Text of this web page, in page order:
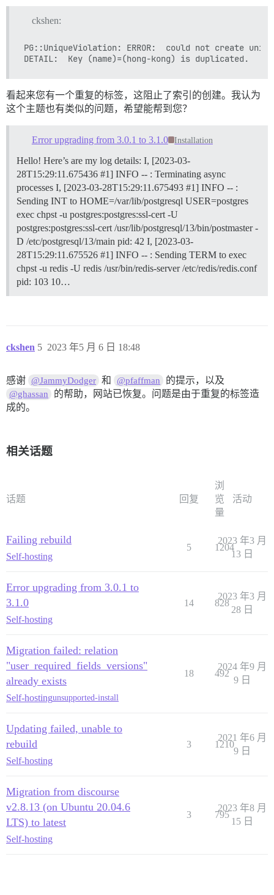
ckshen:
PG::UniqueViolation: ERROR:  could not create unique
看起来您有一个重复的标签，这阻止了索引的创建。我认为
这个主题也有类似的问题，希望能帮到您？
Error upgrading from 3.0.1 to 3.1.0 Installation
Hello! Here’s are my log details: I, [2023-03-
28T15:29:11.675436 #1] INFO -- : Terminating async
processes I, [2023-03-28T15:29:11.675493 #1] INFO -- :
Sending INT to HOME=/var/lib/postgresql USER=postgres
exec chpst -u postgres:postgres:ssl-cert -U
postgres:postgres:ssl-cert /usr/lib/postgresql/13/bin/postmaster -
D /etc/postgresql/13/main pid: 42 I, [2023-03-
28T15:29:11.675526 #1] INFO -- : Sending TERM to exec
chpst -u redis -U redis /usr/bin/redis-server /etc/redis/redis.conf
pid: 103 10…
ckshen 2023 年5 月 6 日 18:48
5
感谢 @JammyDodger 和 @pfaffman 的提示，以及
@ghassan
的帮助，网站已恢复。问题是由于重复的标签造
成的。
相关话题
话题 回复
浏
览
量
活动
Failing rebuild
Self-hosting
5 1204
2023 年3 月
13 日
Error upgrading from 3.0.1 to
3.1.0
Self-hosting
14 828
2023 年3 月
28 日
Migration failed: relation
"user_required_fields_versions"
already exists
Self-hostingunsupported-install
18 492
2024 年9 月
9 日
Updating failed, unable to
rebuild
Self-hosting
3 1210
2021 年6 月
9 日
Migration from discourse
v2.8.13 (on Ubuntu 20.04.6
LTS) to latest
Self-hosting
3 795
2023 年8 月
15 日